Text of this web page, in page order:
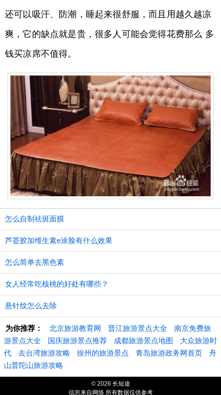
还可以吸汗、防潮，睡起来很舒服，而且用越久越凉
爽，它的缺点就是贵，很多人可能会觉得花费那么 多
钱买凉席不值得。
怎么自制祛斑面膜
芦荟胶加维生素e涂脸有什么效果
怎么简单去黑色素
女人经常吃核桃的好处有哪些？
悬针纹怎么去除
为你推荐： 北京旅游教育网 晋江旅游景点大全
南京免费旅
游景点大全
国庆旅游景点推荐 成都旅游景点地图
大众旅游时
代
去台湾旅游攻略 徐州的旅游景点 青岛旅游政务网首页
舟
山普陀山旅游攻略
© 2026 长短途
信息来自网络 所有数据仅供参考